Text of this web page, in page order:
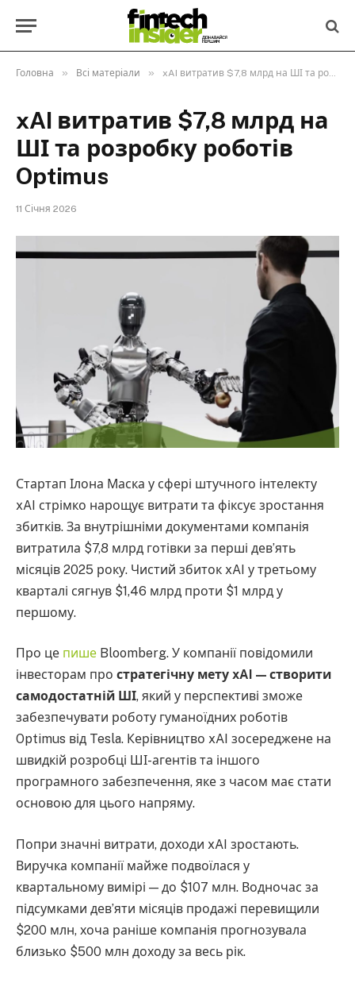
Головна » Всі матеріали » xAI витратив $7,8 млрд на ШІ та розробку роботів Optimus
xAI витратив $7,8 млрд на
ШІ та розробку роботів
Optimus
11 Січня 2026
Стартап Ілона Маска у сфері штучного інтелекту
xAI стрімко нарощує витрати та фіксує зростання
збитків. За внутрішніми документами компанія
витратила $7,8 млрд готівки за перші дев’ять
місяців 2025 року. Чистий збиток xAI у третьому
кварталі сягнув $1,46 млрд проти $1 млрд у
першому.
Про це пише Bloomberg. У компанії повідомили
інвесторам про стратегічну мету xAI — створити
самодостатній ШІ, який у перспективі зможе
забезпечувати роботу гуманоїдних роботів
Optimus від Tesla. Керівництво xAI зосереджене на
швидкій розробці ШІ-агентів та іншого
програмного забезпечення, яке з часом має стати
основою для цього напряму.
Попри значні витрати, доходи xAI зростають.
Виручка компанії майже подвоїлася у
квартальному вимірі — до $107 млн. Водночас за
підсумками дев’яти місяців продажі перевищили
$200 млн, хоча раніше компанія прогнозувала
близько $500 млн доходу за весь рік.